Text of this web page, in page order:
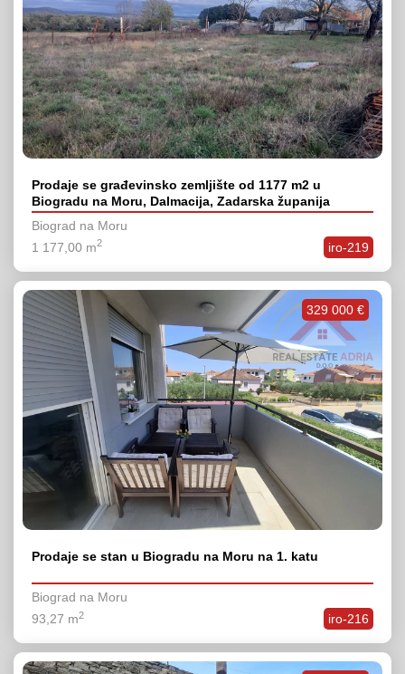
Prodaje se građevinsko zemljište od 1177 m2 u
Biogradu na Moru, Dalmacija, Zadarska županija
Biograd na Moru
iro-219
1 177,00 m2
Prodaje se stan u Biogradu na Moru na 1. katu
Biograd na Moru
iro-216
93,27 m2
329 000 €